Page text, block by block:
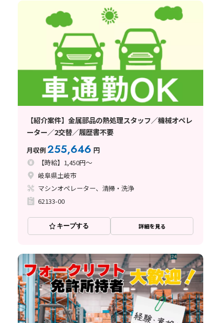
【紹介案件】金属部品の熱処理スタッフ／機械オペレ
ーター／2交替／履歴書不要
月収例255,646 円
【時給】1,450円～
岐阜県土岐市
マシンオペレーター、清掃・洗浄
62133-00
キープする 詳細を見る